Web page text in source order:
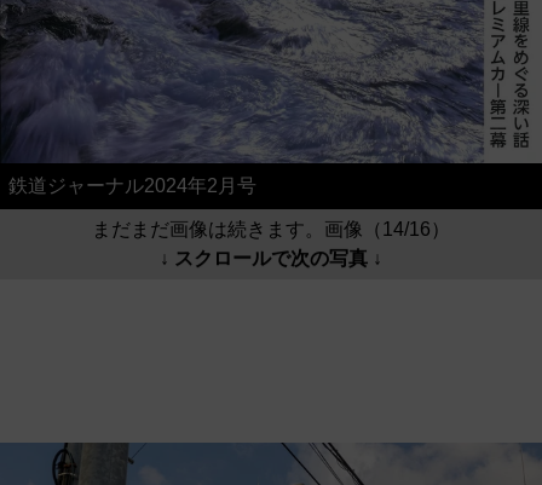
鉄道ジャーナル2024年2月号
まだまだ画像は続きます。画像（14/16）
↓ スクロールで次の写真 ↓